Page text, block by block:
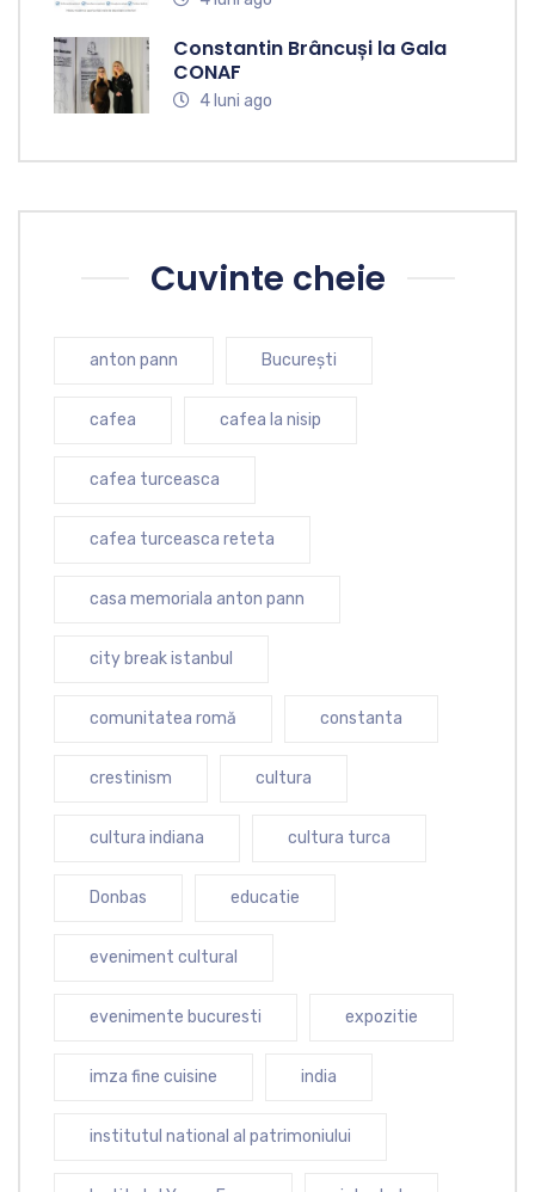
Constantin Brâncuși la Gala
CONAF
4 luni ago
Cuvinte cheie
anton pann București
cafea cafea la nisip
cafea turceasca
cafea turceasca reteta
casa memoriala anton pann
city break istanbul
comunitatea romă constanta
crestinism cultura
cultura indiana cultura turca
Donbas educatie
eveniment cultural
evenimente bucuresti expozitie
imza fine cuisine india
institutul national al patrimoniului